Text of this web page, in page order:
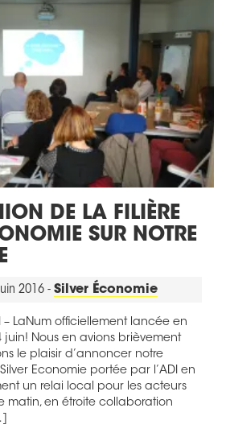
DE LA FILIÈRE
SUR NOTRE
2016 - Silver Économie
– LaNum officiellement lancée en
Nous en avions brièvement
le plaisir d’annoncer notre
Economie portée par l’ADI en
un relai local pour les acteurs
matin, en étroite collaboration